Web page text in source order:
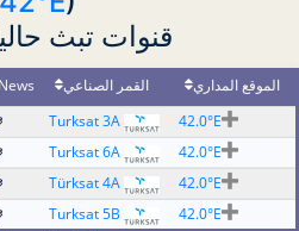
قنوات تبث
الموقع المداري القمر الصناعي News
42.0°E
Turksat 3A
42.0°E
Turksat 6A
42.0°E
Türksat 4A
42.0°E
Turksat 5B